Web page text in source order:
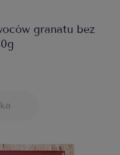
granatu bez